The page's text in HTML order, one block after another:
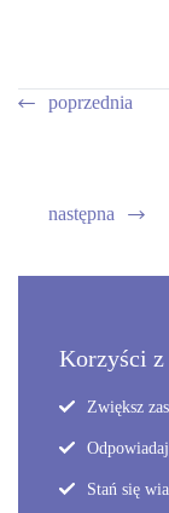
poprzednia
następna
Korzyści
Zwiększ
Stań się